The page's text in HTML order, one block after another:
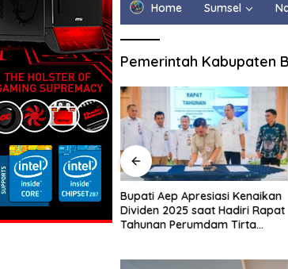
Home Sumsel
Pemerintah Kabupaten
Polisi
Curanmor di
Bupati Aep Apresiasi Kenaikan
Dividen 2025 saat Hadiri Rapat
Tahunan Perumdam Tirta